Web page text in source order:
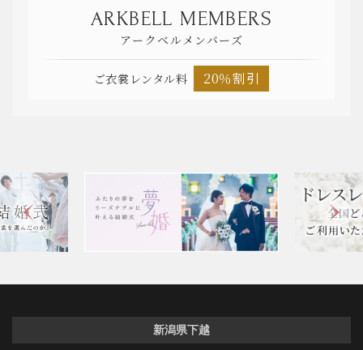
ARKBELL MEMBERS
アークベルメンバーズ
ご衣裳レンタル料 20％割引
新潟県下越